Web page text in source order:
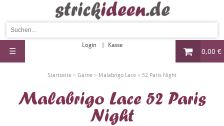
0,00 €
Login Kasse
☰
Startseite » Garne » Malabrigo Lace » 52 Paris Night
Malabrigo Lace 52 Paris
Night